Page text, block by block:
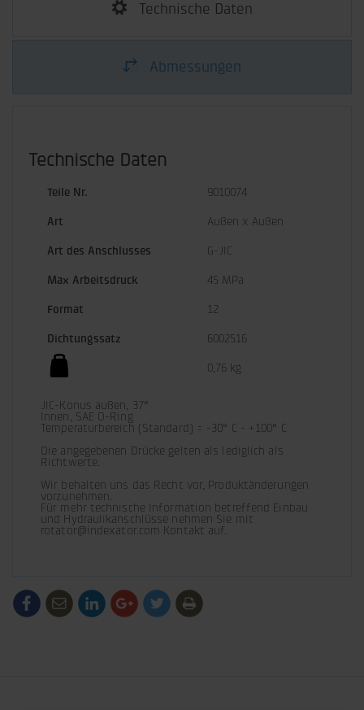
Technische Daten
Abmessungen
Technische Daten
Teile Nr. 9010074
Art Außen x Außen
Art des Anschlusses G-JIC
Max Arbeitsdruck 45 MPa
Format 12
Dichtungssatz 6002516
0,76 kg
JIC-Konus außen, 37°
Innen, SAE O-Ring
Temperaturbereich (Standard) = -30° C - +100° C
Die angegebenen Drücke gelten als lediglich als
Richtwerte.
Wir behalten uns das Recht vor, Produktänderungen
vorzunehmen.
Für mehr technische Information betreffend Einbau
und Hydraulikanschlüsse nehmen Sie mit
rotator@indexator.com Kontakt auf.
/generic/labels/toolbar/share-
social-
/generic/labels/toolbar/tip
/generic/labels/toolbar/share-
social-
/generic/labels/toolbar/share-
social-
/generic/labels/toolbar/share-
social-